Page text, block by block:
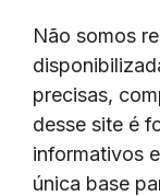
Não somos
precisas,
desse site é
informativos
única base